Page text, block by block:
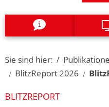
Sie sind hier:
BlitzReport 2026
BLITZREPORT